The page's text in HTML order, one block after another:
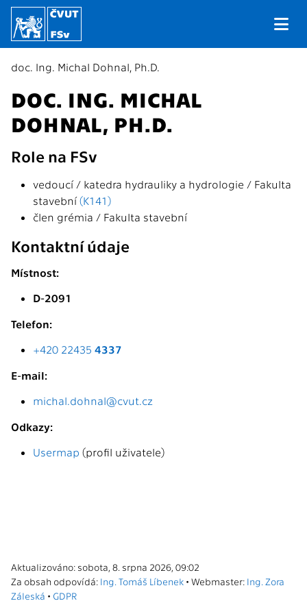
doc. Ing. Michal Dohnal, Ph.D.
DOC. ING. MICHAL
DOHNAL, PH.D.
Role na FSv
vedoucí / katedra hydrauliky a hydrologie / Fakulta
stavební(K141)
člen grémia / Fakulta stavební
Kontaktní údaje
Místnost:
D-2091
Telefon:
+420 22435 4337
E-mail:
michal.dohnal@cvut.cz
Odkazy:
Usermap (profil uživatele)
Aktualizováno: sobota, 8. srpna 2026, 09:02
Za obsah odpovídá: Ing. Tomáš Líbenek • Webmaster: Ing. Zora
Záleská • GDPR